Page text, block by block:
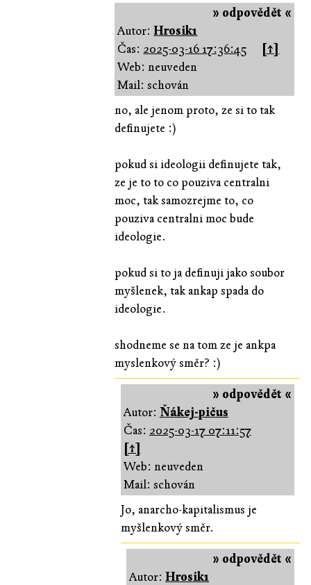
» odpovědět «
Autor:Hrosik1
Čas: 2025-03-16 17:36:45
[↑]
Web: neuveden
Mail: schován
no, ale jenom proto, ze si to tak
definujete :)
pokud si ideologii definujete tak,
ze je to to co pouziva centralni
moc, tak samozrejme to, co
pouziva centralni moc bude
ideologie.
pokud si to ja definuji jako soubor
myšlenek, tak ankap spada do
ideologie.
shodneme se na tom ze je ankpa
myslenkový směr? :)
» odpovědět «
Autor: Ňákej-pičus
Čas: 2025-03-17 07:11:57
[↑]
Web: neuveden
Mail: schován
Jo, anarcho-kapitalismus je
myšlenkový směr.
» odpovědět «
Autor:Hrosik1